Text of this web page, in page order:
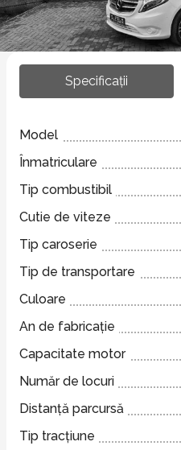
Specificații
Model
Înmatriculare
Tip combustibil
Cutie de viteze
Tip caroserie
Tip de transportare
Culoare
An de fabricație
Capacitate motor
Număr de locuri
Distanță parcursă
Tip tracțiune